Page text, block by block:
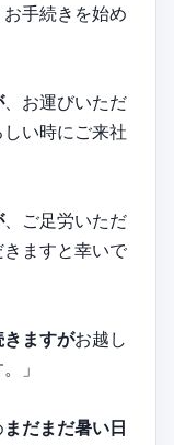
手続きを始め
、お運びいただ
い時にご来社
、ご足労いただ
ますと幸いで
きますがお越し
」
まだまだ暑い日